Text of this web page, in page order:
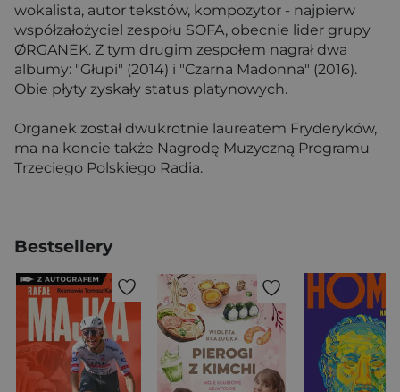
wokalista, autor tekstów, kompozytor - najpierw
współzałożyciel zespołu SOFA, obecnie lider grupy
ØRGANEK. Z tym drugim zespołem nagrał dwa
albumy: "Głupi" (2014) i "Czarna Madonna" (2016).
Obie płyty zyskały status platynowych.
Organek został dwukrotnie laureatem Fryderyków,
ma na koncie także Nagrodę Muzyczną Programu
Trzeciego Polskiego Radia.
Bestsellery